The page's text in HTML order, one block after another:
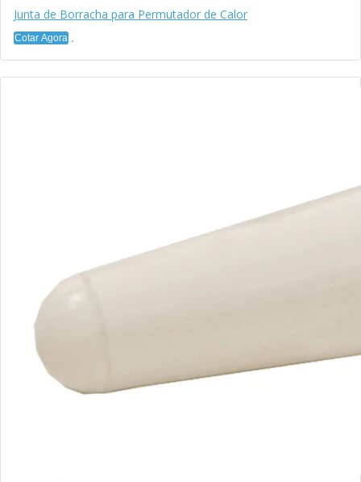
Junta de Borracha para Permutador de Calor
Cotar Agora